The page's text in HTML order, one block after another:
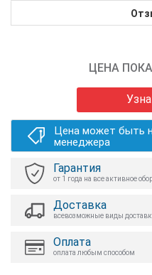
ЦЕНА
Цена может быть
менеджера
Гарантия
от 1 года на все активное
Доставка
всевозможные виды
Оплата
оплата любым способом